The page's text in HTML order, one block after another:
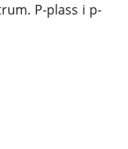
P-plass i p-